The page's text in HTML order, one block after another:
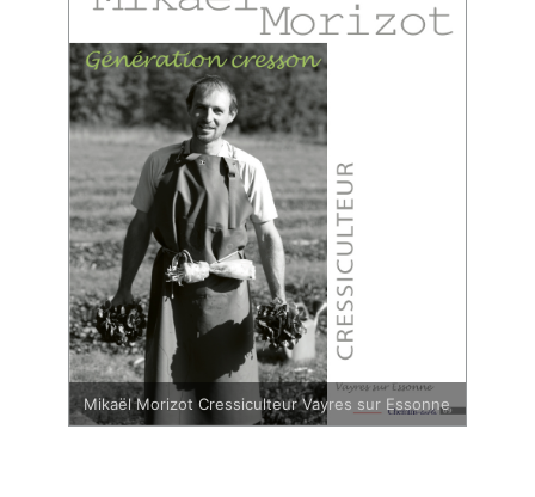
Mikaël Morizot Cressiculteur Vayres sur Essonne